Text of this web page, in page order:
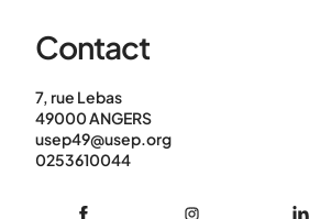
Contact
7, rue Lebas
49000 ANGERS
usep49@usep.org
0253610044